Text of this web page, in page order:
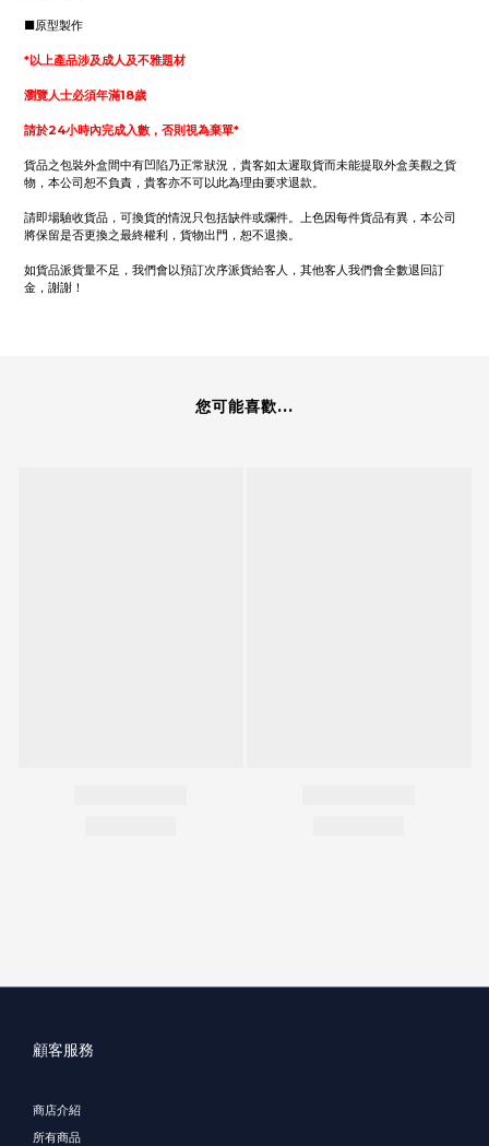
■原型製作
*以上產品涉及成人及不雅題材
瀏覽人士必須年滿18歲
請於24小時內完成入數，否則視為棄單*
貨品之包裝外盒間中有凹陷乃正常狀況，貴客如太遲取貨而未能提取外盒美觀之貨
物，本公司恕不負責，貴客亦不可以此為理由要求退款。
請即場驗收貨品，可換貨的情況只包括缺件或爛件。上色因每件貨品有異，本公司
將保留是否更換之最終權利，貨物出門，恕不退換。
如貨品派貨量不足，我們會以預訂次序派貨給客人，其他客人我們會全數退回訂
金，謝謝！
您可能喜歡...
顧客服務
商店介紹
所有商品